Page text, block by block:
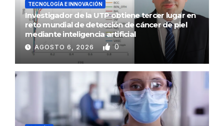
TECNOLOGÍA E INNOVACIÓN
Investigador de la UTP obtiene tercer lugar en
reto mundial de detección de cáncer de piel
mediante inteligencia artificial
AGOSTO 6, 2026 0